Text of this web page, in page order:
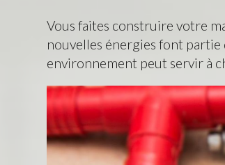
Vous faites construire votre
nouvelles énergies font
environnement peut servir à